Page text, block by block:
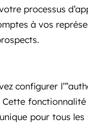
processus
à vos
configurer
pour tous